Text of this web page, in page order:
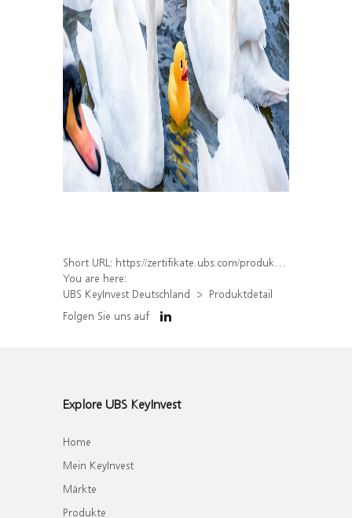
Short URL: https://zertifikate.ubs.com/produkt/detail/index/isin/DE000UP9UPC9
You are here:
UBS KeyInvest Deutschland
Produktdetail
Folgen Sie uns auf
Explore UBS KeyInvest
Home
Mein KeyInvest
Märkte
Produkte